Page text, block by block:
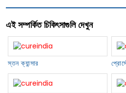
এই সম্পর্কিত চিকিৎসাগুলি দেখুন
স্তন ক্যান্সার